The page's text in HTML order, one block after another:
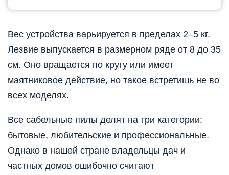
Вес устройства варьируется в пределах 2–5 кг.
Лезвие выпускается в размерном ряде от 8 до 35
см. Оно вращается по кругу или имеет
маятниковое действие, но такое встретишь не во
всех моделях.
Все сабельные пилы делят на три категории:
бытовые, любительские и профессиональные.
Однако в нашей стране владельцы дач и
частных домов ошибочно считают